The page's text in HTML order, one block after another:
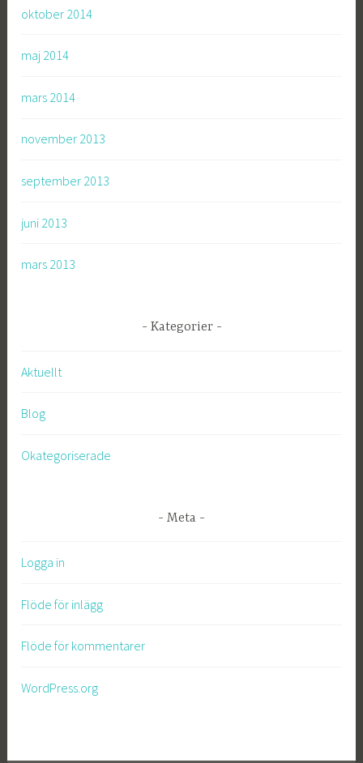
oktober 2014
maj 2014
mars 2014
november 2013
september 2013
juni 2013
mars 2013
Kategorier
Aktuellt
Blog
Okategoriserade
Meta
Logga in
Flöde för inlägg
Flöde för kommentarer
WordPress.org